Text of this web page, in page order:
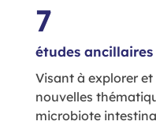
études ancillaires
7
Visant à explorer
nouvelles
microbiote